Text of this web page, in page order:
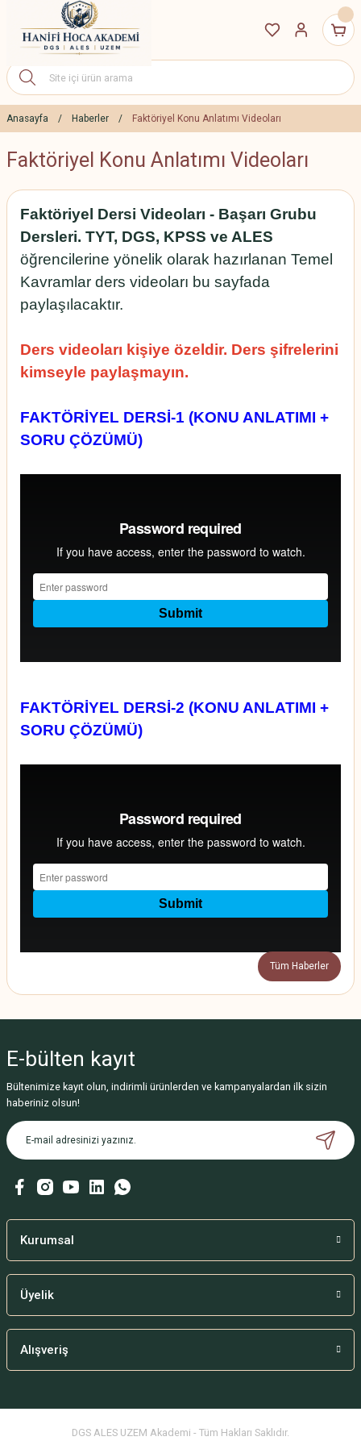
Anasayfa Haberler Faktöriyel Konu Anlatımı Videoları
Faktöriyel Konu Anlatımı Videoları
Faktöriyel Dersi Videoları - Başarı Grubu
Dersleri. TYT, DGS, KPSS ve ALES
öğrencilerine yönelik olarak hazırlanan Temel
Kavramlar ders videoları bu sayfada
paylaşılacaktır.
Ders videoları kişiye özeldir. Ders şifrelerini
kimseyle paylaşmayın.
FAKTÖRİYEL DERSİ-1 (KONU ANLATIMI +
SORU ÇÖZÜMÜ)
FAKTÖRİYEL DERSİ-2 (KONU ANLATIMI +
SORU ÇÖZÜMÜ)
Tüm Haberler
E-bülten kayıt
Bültenimize kayıt olun, indirimli ürünlerden ve kampanyalardan ilk sizin
haberiniz olsun!
Kurumsal
Üyelik
Alışveriş
DGS ALES UZEM Akademi - Tüm Hakları Saklıdır.